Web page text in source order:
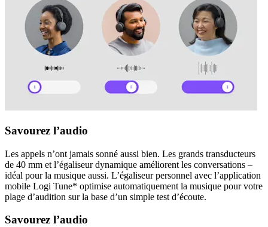
Savourez l’audio
Les appels n’ont jamais sonné aussi bien. Les grands transducteurs
de 40 mm et l’égaliseur dynamique améliorent les conversations –
idéal pour la musique aussi. L’égaliseur personnel avec l’application
mobile Logi Tune* optimise automatiquement la musique pour votre
plage d’audition sur la base d’un simple test d’écoute.
Savourez l’audio